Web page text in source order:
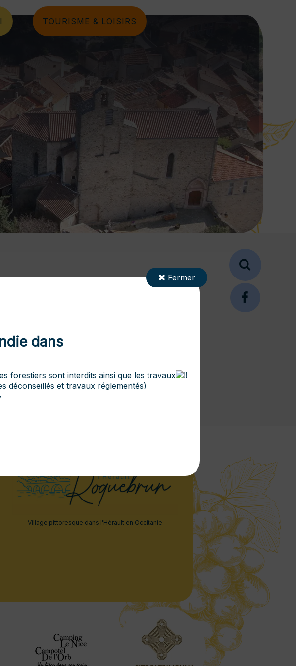
TOURISME & LOISIRS
Village pittoresque dans l'Hérault en Occitanie
Fermer
dans
forestiers sont interdits ainsi que les travaux
déconseillés et travaux réglementés)